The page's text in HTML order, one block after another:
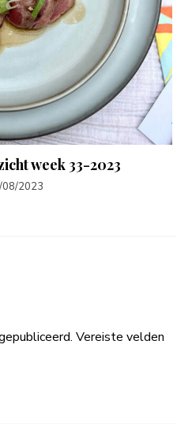
week 33-2023
08/2023
Vereiste velden